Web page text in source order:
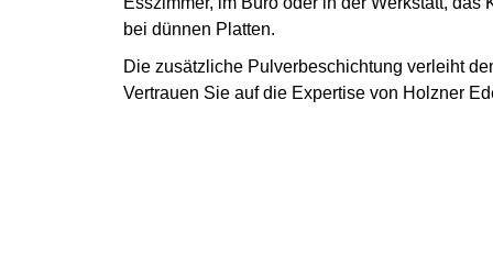
bei dünnen Platten.
Die zusätzliche Pulverbeschichtung verleiht
Vertrauen Sie auf die Expertise von Holzner